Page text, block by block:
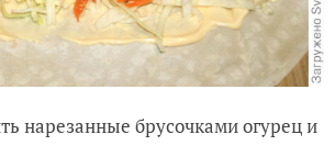
нарезанные брусочками огурец и